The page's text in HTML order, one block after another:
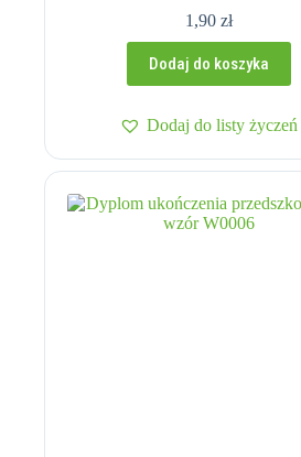
1,90 zł
Dodaj do koszyka
Dodaj do listy życzeń